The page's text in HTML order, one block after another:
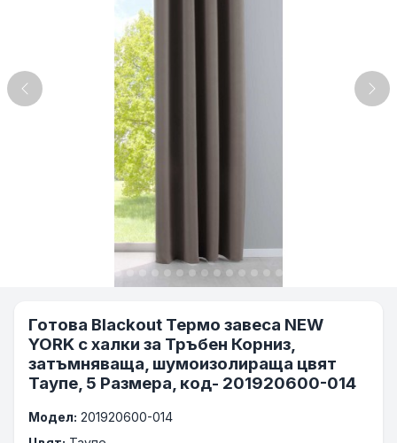
Previous
Готова Blackout Термо завеса NEW
YORK с халки за Тръбен Корниз,
затъмняваща, шумоизолираща цвят
Таупе, 5 Размера, код- 201920600-014
Модел: 201920600-014